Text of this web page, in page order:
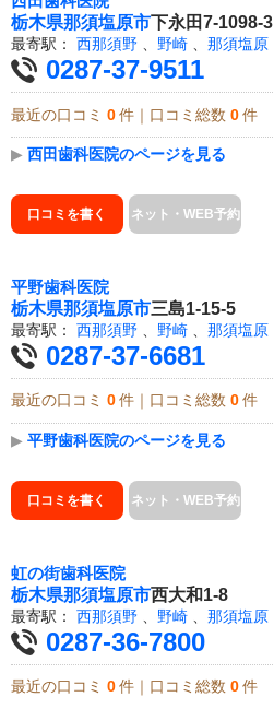
栃木県那須塩原市下永田7-1098-3
最寄駅： 西那須野 、 野崎 、 那須塩原
0287-37-9511
最近の口コミ 0 件｜口コミ総数 0 件
▶ 西田歯科医院のページを見る
口コミを書く ネット・WEB予約
平野歯科医院
栃木県那須塩原市三島1-15-5
最寄駅： 西那須野 野崎 那須塩原
0287-37-6681
最近の口コミ 0 件｜口コミ総数 0 件
▶ 平野歯科医院のページを見る
口コミを書く ネット・WEB予約
虹の街歯科医院
栃木県那須塩原市西大和1-8
最寄駅： 西那須野 野崎 那須塩原
0287-36-7800
最近の口コミ 0 件｜口コミ総数 0 件